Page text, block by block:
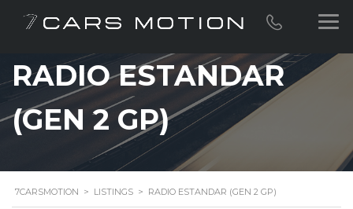
RADIO ESTANDAR
(GEN 2 GP)
7CARSMOTION > LISTINGS > RADIO ESTANDAR (GEN 2 GP)